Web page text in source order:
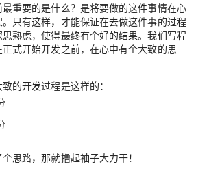
重要的是什么？是将要做的这件事情在心
只有这样，才能保证在去做这件事的过程
熟虑，使得最终有个好的结果。我们写程
式开始开发之前，在心中有个大致的思
的开发过程是这样的：
思路，那就撸起袖子大力干！